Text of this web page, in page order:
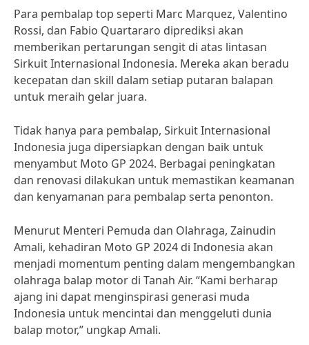
Para pembalap top seperti Marc Marquez, Valentino
Rossi, dan Fabio Quartararo diprediksi akan
memberikan pertarungan sengit di atas lintasan
Sirkuit Internasional Indonesia. Mereka akan beradu
kecepatan dan skill dalam setiap putaran balapan
untuk meraih gelar juara.
Tidak hanya para pembalap, Sirkuit Internasional
Indonesia juga dipersiapkan dengan baik untuk
menyambut Moto GP 2024. Berbagai peningkatan
dan renovasi dilakukan untuk memastikan keamanan
dan kenyamanan para pembalap serta penonton.
Menurut Menteri Pemuda dan Olahraga, Zainudin
Amali, kehadiran Moto GP 2024 di Indonesia akan
menjadi momentum penting dalam mengembangkan
olahraga balap motor di Tanah Air. “Kami berharap
ajang ini dapat menginspirasi generasi muda
Indonesia untuk mencintai dan menggeluti dunia
balap motor,” ungkap Amali.